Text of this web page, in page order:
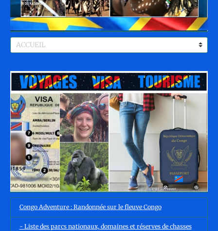
Congo Adventure : Randonnée sur le fleuve Congo
- Liste des parcs nationaux, domaines et réserves de chasses